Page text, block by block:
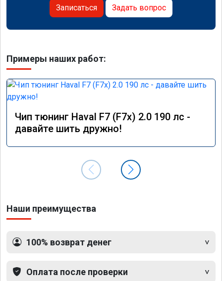
Записаться Задать вопрос
Примеры наших работ:
Чип тюнинг Haval F7 (F7x) 2.0 190 лс -
давайте шить дружно!
Наши преимущества
100% возврат денег
Оплата после проверки